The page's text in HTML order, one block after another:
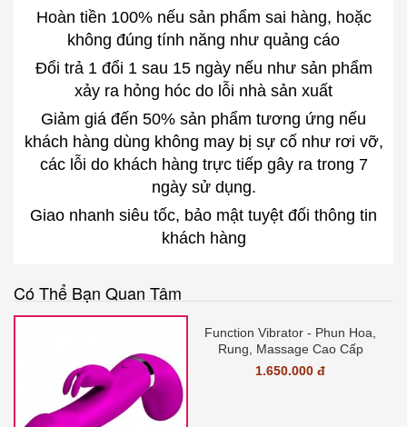
Hoàn tiền 100% nếu sản phẩm sai hàng, hoặc
không đúng tính năng như quảng cáo
Đổi trả 1 đổi 1 sau 15 ngày nếu như sản phẩm
xảy ra hỏng hóc do lỗi nhà sản xuất
Giảm giá đến 50% sản phẩm tương ứng nếu
khách hàng dùng không may bị sự cố như rơi vỡ,
các lỗi do khách hàng trực tiếp gây ra trong 7
ngày sử dụng.
Giao nhanh siêu tốc, bảo mật tuyệt đối thông tin
khách hàng
Có Thể Bạn Quan Tâm
Function Vibrator - Phun Hoa,
Rung, Massage Cao Cấp
1.650.000 đ